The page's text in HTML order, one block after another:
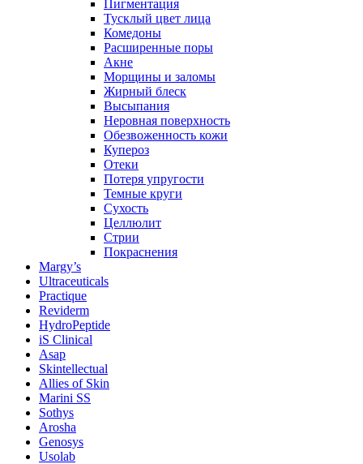
Пигментация
Тусклый цвет лица
Комедоны
Расширенные поры
Акне
Морщины и заломы
Жирный блеск
Высыпания
Неровная поверхность
Обезвоженность кожи
Купероз
Отеки
Потеря упругости
Темные круги
Сухость
Целлюлит
Стрии
Покраснения
Margy’s
Ultraceuticals
Practique
Reviderm
HydroPeptide
iS Clinical
Asap
Skintellectual
Allies of Skin
Marini SS
Sothys
Arosha
Genosys
Usolab